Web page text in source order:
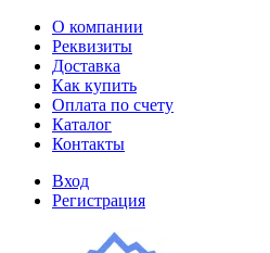
О компании
Реквизиты
Доставка
Как купить
Оплата по счету
Каталог
Контакты
Вход
Регистрация